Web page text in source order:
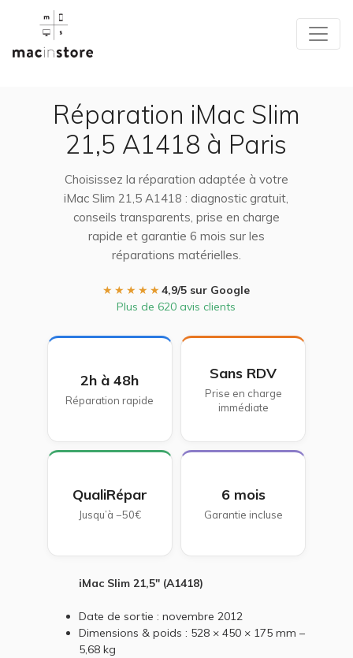
Réparation iMac Slim
21,5 A1418 à Paris
Choisissez la réparation adaptée à votre
iMac Slim 21,5 A1418 : diagnostic gratuit,
conseils transparents, prise en charge
rapide et garantie 6 mois sur les
réparations matérielles.
★★★★★4,9/5 sur Google
Plus de 620 avis clients
2h à 48h
Réparation rapide
Sans RDV
Prise en charge
immédiate
QualiRépar
Jusqu’à −50€
6 mois
Garantie incluse
iMac Slim 21,5" (A1418)
Date de sortie : novembre 2012
Dimensions & poids : 528 × 450 × 175 mm –
5,68 kg